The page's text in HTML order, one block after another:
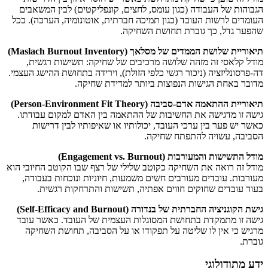
הגבוהות של העבודה (כגון עומס, לחצים, קונפליקטים) לבין המשאבים
העומדים לרשות העובד (כגון תמיכה חברתית, אוטונומיה, הערכה). ככל
שהפער גדל, כך גוברת תחושת השחיקה.
תיאוריית שלושת הממדים של מסלאך (Maslach Burnout Inventory)
מודל קלאסי זה מזהה שלושה מרכיבים של שחיקה: תשישות רגשית,
דה-פרסונליזציה (ניכור רגשי כלפי הזולת), וירידה בתחושת ההישג העצמי.
מדובר באחת הגישות הנפוצות ביותר למדידת שחיקה.
תיאוריית ההתאמה אדם-סביבה (Person-Environment Fit Theory)
גישה זו מדגישה את החשיבות של ההתאמה בין האדם למקום עבודתו.
כאשר יש פער בין ערכי העובד, יכולותיו או שאיפותיו לבין דרישות
הסביבה, עשויה להתפתח שחיקה.
מודל התשישות והמעורבות (Engagement vs. Burnout)
מודל זה רואה את השחיקה כקוטב שלילי של רצף שבו הקוטב החיובי הוא
מעורבות. עובדים מעורבים חשים משמעות, חיוניות ונוכחות בעבודה,
בעוד עובדים שחוקים חווים אפתיה, תשישות והתרחקות רגשית.
גישת הקוגניציה החברתית של בנדורה (Self-Efficacy and Burnout)
גישה זו מתמקדת בתחושת המסוגלות העצמית של העובד. כאשר עובד
מרגיש כי אין לו שליטה על תפקודו או על הסביבה, תחושת השחיקה
גוברת.
ידע מתודולוגי